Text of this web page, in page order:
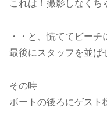
これは！撮影しなくち
・・と、慌ててビーチ
最後にスタッフを並ば
その時
ボートの後ろにゲスト